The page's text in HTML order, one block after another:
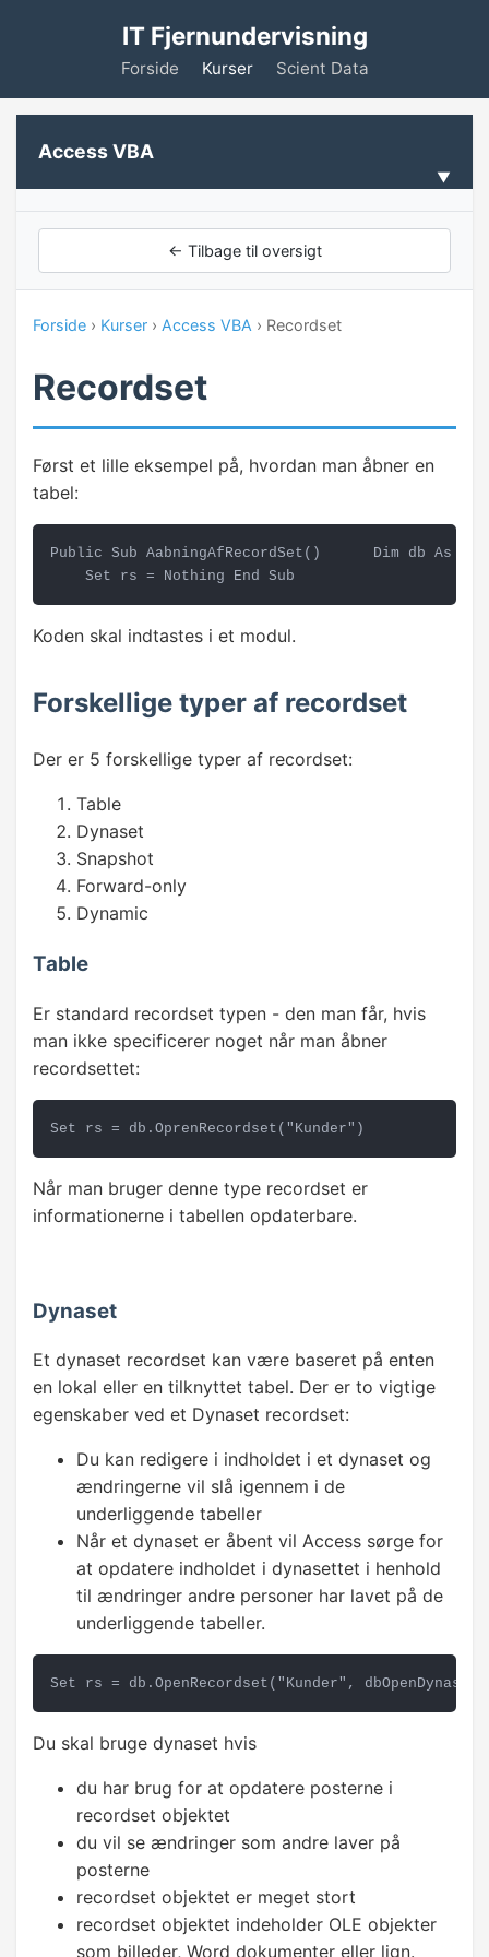
IT Fjernundervisning
Forside Kurser Scient Data
Access VBA
Hvad er VBA
Makro vs. VBA
Makroer og knapper
Løkker
Simpel brugerdialog
Hændelser
Filer
Validering
Menuer og værktøjsliner
Billeder
DATASTYRING
Ret data
Gennemløb af data
Sortering af data
Opret tabel
Slet tabel
D Funktioner
ØVRIGE VBA EMNER
Fejlfinding
Fejlhåndtering
← Tilbage til oversigt
Forside › Kurser › Access VBA › Recordset
Recordset
Først et lille eksempel på, hvordan man åbner en
tabel:
Public Sub AabningAfRecordSet()      Dim db
    Set rs = Nothing End Sub
Koden skal indtastes i et modul.
Forskellige typer af recordset
Der er 5 forskellige typer af recordset:
Table
Dynaset
Snapshot
Forward-only
Dynamic
Table
Er standard recordset typen - den man får, hvis
man ikke specificerer noget når man åbner
recordsettet:
Set rs = db.OprenRecordset("Kunder")
Når man bruger denne type recordset er
informationerne i tabellen opdaterbare.
Dynaset
Et dynaset recordset kan være baseret på enten
en lokal eller en tilknyttet tabel. Der er to vigtige
egenskaber ved et Dynaset recordset:
Du kan redigere i indholdet i et dynaset og
ændringerne vil slå igennem i de
underliggende tabeller
Når et dynaset er åbent vil Access sørge for
at opdatere indholdet i dynasettet i henhold
til ændringer andre personer har lavet på de
underliggende tabeller.
Set rs = db.OpenRecordset("Kunder", dbOpenDynaset)
Du skal bruge dynaset hvis
du har brug for at opdatere posterne i
recordset objektet
du vil se ændringer som andre laver på
posterne
recordset objektet er meget stort
recordset objektet indeholder OLE objekter
som billeder, Word dokumenter eller lign.